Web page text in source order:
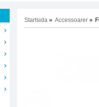
Startsida » Accessoarer »